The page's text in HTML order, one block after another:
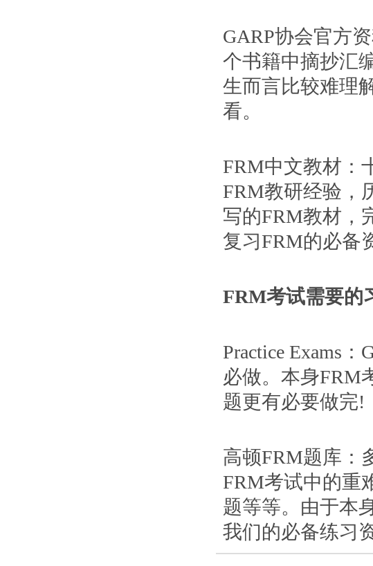
GARP协会官方
个书籍中摘抄汇
生而言比较难理
看。
FRM中文教材：
FRM教研经验，
写的FRM教材，
复习FRM的必备
FRM考试需要的
Practice Exams
必做。本身FRM
题更有必要做完!
高顿FRM题库：
FRM考试中的重
题等等。由于本
我们的必备练习